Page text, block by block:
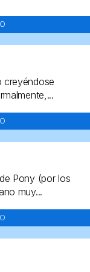
creyéndose
Pony (por los
muy...